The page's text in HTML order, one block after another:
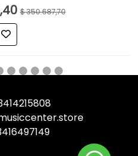
$ 350.687,70